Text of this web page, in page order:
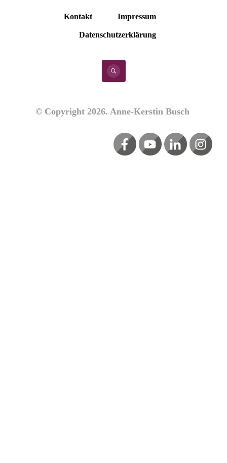
Kontakt Impressum
Datenschutzerklärung
© Copyright 2026. Anne-Kerstin Busch